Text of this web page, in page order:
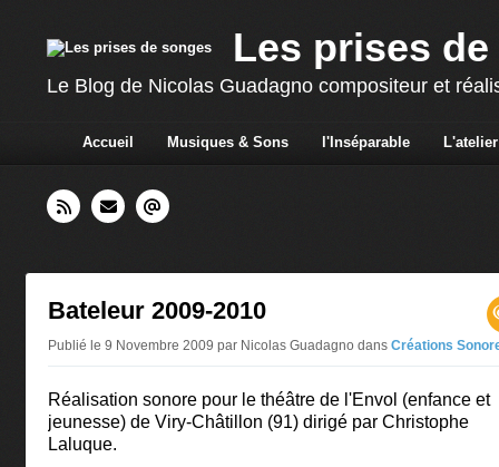
Les prises
Le Blog de Nicolas Guadagno compositeur et
Accueil Musiques & Sons l'Inséparable L'atelier
Bateleur 2009-2010
Publié le 9 Novembre 2009 par Nicolas Guadagno dans Créations
Réalisation sonore pour le théâtre de l'Envol (enfance et
jeunesse) de Viry-Châtillon (91) dirigé par Christophe
Laluque.